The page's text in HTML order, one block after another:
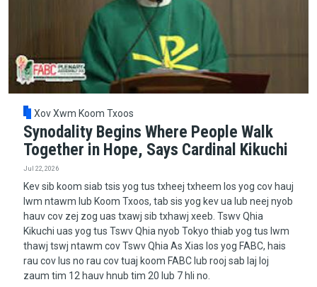
Xov Xwm Koom Txoos
Synodality Begins Where People Walk
Together in Hope, Says Cardinal Kikuchi
Jul 22, 2026
Kev sib koom siab tsis yog tus txheej txheem los yog cov hauj
lwm ntawm lub Koom Txoos, tab sis yog kev ua lub neej nyob
hauv cov zej zog uas txawj sib txhawj xeeb. Tswv Qhia
Kikuchi uas yog tus Tswv Qhia nyob Tokyo thiab yog tus lwm
thawj tswj ntawm cov Tswv Qhia As Xias los yog FABC, hais
rau cov lus no rau cov tuaj koom FABC lub rooj sab laj loj
zaum tim 12 hauv hnub tim 20 lub 7 hli no.